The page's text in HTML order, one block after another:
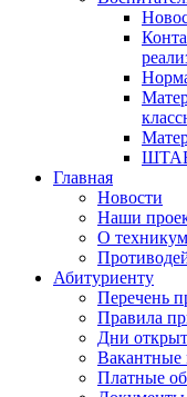
Главная
Новости
Наши
О
Абитуриенту
Перечень
Правила
Дни
Вакантные
Платные